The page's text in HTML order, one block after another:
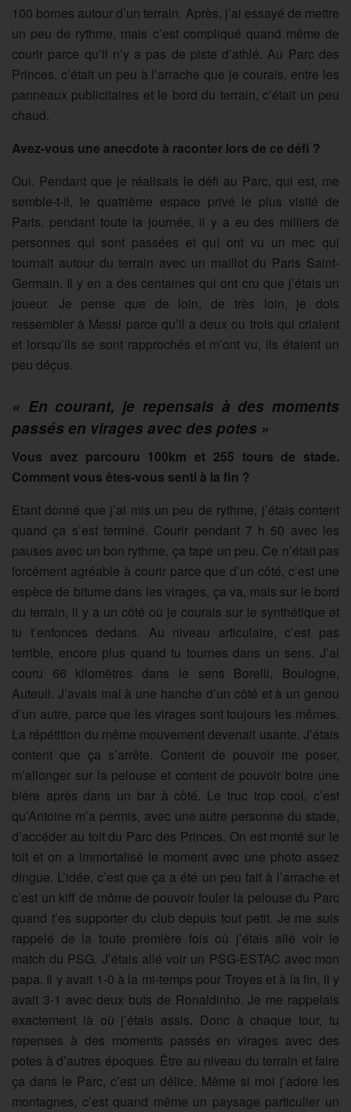
100 bornes autour d’un terrain. Après, j’ai essayé de mettre
un peu de rythme, mais c’est compliqué quand même de
courir parce qu’il n’y a pas de piste d’athlé. Au Parc des
Princes, c’était un peu à l’arrache que je courais, entre les
panneaux publicitaires et le bord du terrain, c’était un peu
chaud.
Avez-vous une anecdote à raconter lors de ce défi ?
Oui. Pendant que je réalisais le défi au Parc, qui est, me
semble-t-il, le quatrième espace privé le plus visité de
Paris, pendant toute la journée, il y a eu des milliers de
personnes qui sont passées et qui ont vu un mec qui
tournait autour du terrain avec un maillot du Paris Saint-
Germain. Il y en a des centaines qui ont cru que j’étais un
joueur. Je pense que de loin, de très loin, je dois
ressembler à Messi parce qu’il a deux ou trois qui criaient
et lorsqu’ils se sont rapprochés et m’ont vu, ils étaient un
peu déçus.
« En courant, je repensais à des moments
passés en virages avec des potes »
Vous avez parcouru 100km et 255 tours de stade.
Comment vous êtes-vous senti à la fin ?
Etant donné que j’ai mis un peu de rythme, j’étais content
quand ça s’est terminé. Courir pendant 7 h 50 avec les
pauses avec un bon rythme, ça tape un peu. Ce n’était pas
forcément agréable à courir parce que d’un côté, c’est une
espèce de bitume dans les virages, ça va, mais sur le bord
du terrain, il y a un côté où je courais sur le synthétique et
tu t’enfonces dedans. Au niveau articulaire, c’est pas
terrible, encore plus quand tu tournes dans un sens. J’ai
couru 66 kilomètres dans le sens Borelli, Boulogne,
Auteuil. J’avais mal à une hanche d’un côté et à un genou
d’un autre, parce que les virages sont toujours les mêmes.
La répétition du même mouvement devenait usante. J’étais
content que ça s’arrête. Content de pouvoir me poser,
m’allonger sur la pelouse et content de pouvoir boire une
bière après dans un bar à côté. Le truc trop cool, c’est
qu’Antoine m’a permis, avec une autre personne du stade,
d’accéder au toit du Parc des Princes. On est monté sur le
toit et on a immortalisé le moment avec une photo assez
dingue. L’idée, c’est que ça a été un peu fait à l’arrache et
c’est un kiff de môme de pouvoir fouler la pelouse du Parc
quand t’es supporter du club depuis tout petit. Je me suis
rappelé de la toute première fois où j’étais allé voir le
match du PSG. J’étais allé voir un PSG-ESTAC avec mon
papa. Il y avait 1-0 à la mi-temps pour Troyes et à la fin, il y
avait 3-1 avec deux buts de Ronaldinho. Je me rappelais
exactement là où j’étais assis. Donc à chaque tour, tu
repenses à des moments passés en virages avec des
potes à d’autres époques. Être au niveau du terrain et faire
ça dans le Parc, c’est un délice. Même si moi j’adore les
montagnes, c’est quand même un paysage particulier un